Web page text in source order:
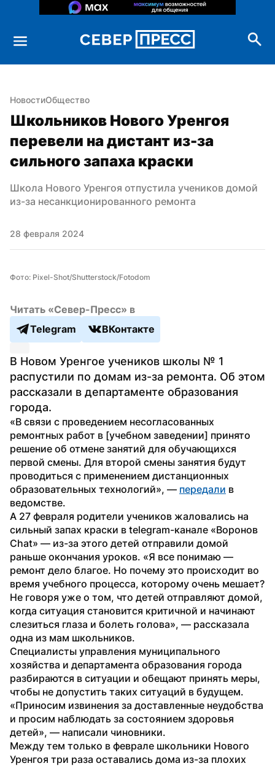
НовостиОбщество
Школьников Нового Уренгоя
перевели на дистант из-за
сильного запаха краски
Школа Нового Уренгоя отпустила учеников домой
из-за несанкционированного ремонта
28 февраля 2024
Фото: Pixel-Shot/Shutterstock/Fotodom
Читать «Север-Пресс» в
Telegram
ВКонтакте
В Новом Уренгое учеников школы № 1
распустили по домам из-за ремонта. Об этом
рассказали в департаменте образования
города.
«В связи с проведением несогласованных
ремонтных работ в [учебном заведении] принято
решение об отмене занятий для обучающихся
первой смены. Для второй смены занятия будут
проводиться с применением дистанционных
образовательных технологий», — передали в
ведомстве.
А 27 февраля родители учеников жаловались на
сильный запах краски в telegram-канале «Воронов
Chat» — из-за этого детей отправили домой
раньше окончания уроков. «Я все понимаю —
ремонт дело благое. Но почему это происходит во
время учебного процесса, которому очень мешает?
Не говоря уже о том, что детей отправляют домой,
когда ситуация становится критичной и начинают
слезиться глаза и болеть голова», — рассказала
одна из мам школьников.
Специалисты управления муниципального
хозяйства и департамента образования города
разбираются в ситуации и обещают принять меры,
чтобы не допустить таких ситуаций в будущем.
«Приносим извинения за доставленные неудобства
и просим наблюдать за состоянием здоровья
детей», — написали чиновники.
Между тем только в феврале школьники Нового
Уренгоя три раза оставались дома из-за плохих